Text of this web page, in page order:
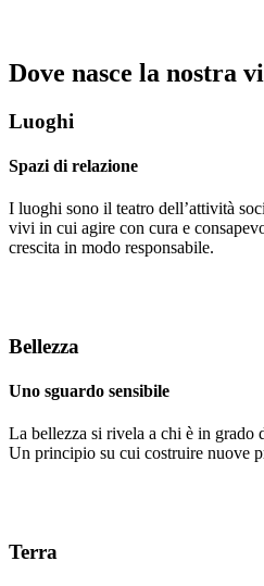
Dove nasce la nostra
Luoghi
Spazi di relazione
I luoghi sono il teatro dell’attività
vivi in cui agire con cura e
crescita in modo responsabile.
Bellezza
Uno sguardo sensibile
La bellezza si rivela a chi è in grado
Un principio su cui costruire nuove
Terra